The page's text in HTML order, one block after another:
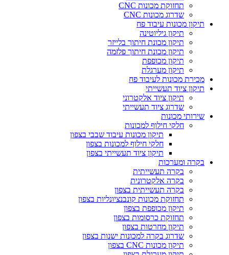
תחזוקת מכונות CNC
שדרוג מכונות CNC
תיקון מכונות עיבוד פח
תיקון גיליוטינה
תיקון מכונת חיתוך בלייזר
תיקון מכונת חיתוך פלזמה
תיקון מכופפת
תיקון מערגלת
מכירת מכונות לעיבוד פח
תיקון ציוד תעשייתי
תיקון ציוד אלקטרוני
שדרוג ציוד תעשייתי
שירותי מכונות
חלקי חילוף למכונות
תיקון מכונות עיבוד שבבי בצפון
חלקי חילוף למכונות בצפון
תיקון ציוד תעשייתי בצפון
בקרה ומערכות
בקרה תעשייתית
בקרה אלקטרונית
בקרה תעשייתית בצפון
תחזוקת מכונות קונבנציונליות בצפון
תיקון מכופפת בצפון
תחזוקת כרסומות בצפון
תיקון מחרטות בצפון
שדרוג בקרה למכונות ישנות בצפון
תיקון מכונות CNC בצפון